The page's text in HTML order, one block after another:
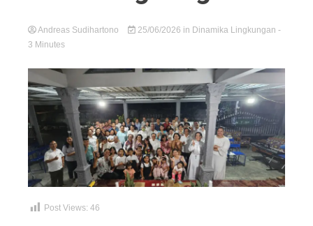
Andreas Sudihartono 25/06/2026 in Dinamika Lingkungan -
3 Minutes
Post Views: 46